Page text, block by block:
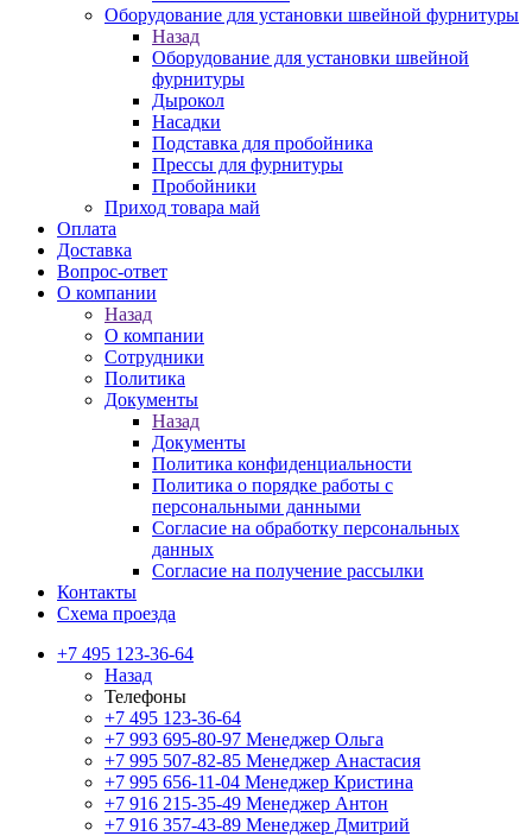
Оборудование для установки швейной фурнитуры
Назад
Оборудование для установки швейной
фурнитуры
Дырокол
Насадки
Подставка для пробойника
Прессы для фурнитуры
Пробойники
Приход товара май
Оплата
Доставка
Вопрос-ответ
О компании
Назад
О компании
Сотрудники
Политика
Документы
Назад
Документы
Политика конфиденциальности
Политика о порядке работы с
персональными данными
Согласие на обработку персональных
данных
Согласие на получение рассылки
Контакты
Схема проезда
+7 495 123-36-64
Назад
Телефоны
+7 495 123-36-64
+7 993 695-80-97 Менеджер Ольга
+7 995 507-82-85 Менеджер Анастасия
+7 995 656-11-04 Менеджер Кристина
+7 916 215-35-49 Менеджер Антон
+7 916 357-43-89 Менеджер Дмитрий